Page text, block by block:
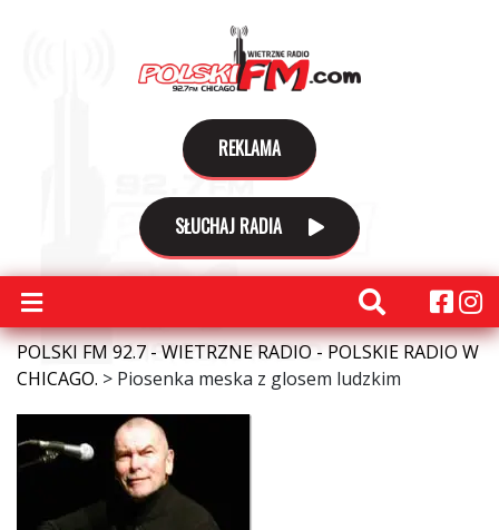
REKLAMA
SŁUCHAJ RADIA
POLSKI FM 92.7 - WIETRZNE RADIO - POLSKIE RADIO W
CHICAGO. > Piosenka meska z glosem ludzkim